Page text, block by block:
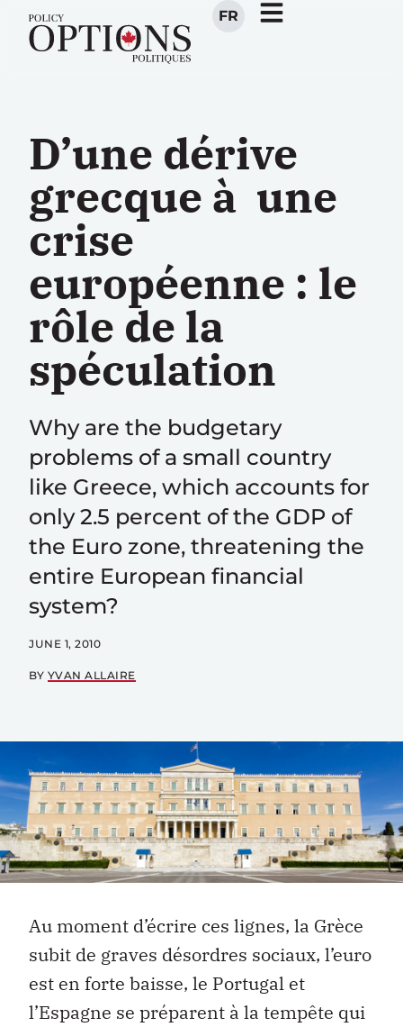
FR
D’une dérive
grecque à une
crise
européenne : le
rôle de la
spéculation
Why are the budgetary
problems of a small country
like Greece, which accounts for
only 2.5 percent of the GDP of
the Euro zone, threatening the
entire European financial
system?
JUNE 1, 2010
BY YVAN ALLAIRE
Au moment d’écrire ces lignes, la Grèce
subit de graves désordres sociaux, l’euro
est en forte baisse, le Portugal et
l’Espagne se préparent à la tempête qui